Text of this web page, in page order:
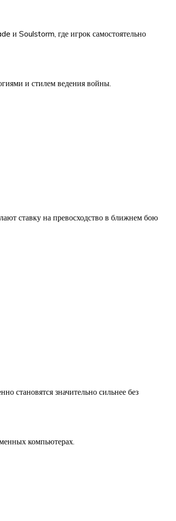
и Soulstorm, где игрок самостоятельно
и стилем ведения войны.
ставку на превосходство в ближнем бою
становятся значительно сильнее без
компьютерах.